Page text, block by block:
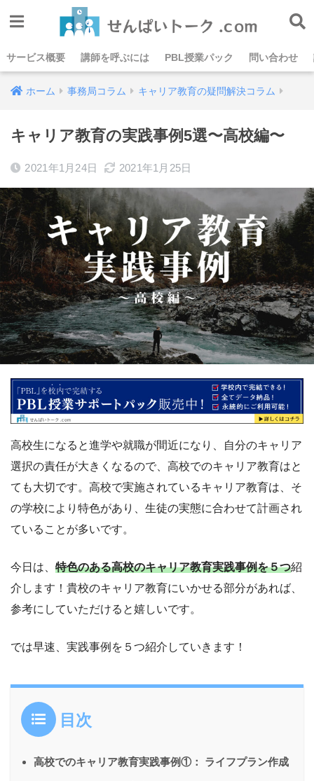
サービス概要 講師を呼ぶには PBL授業パック 問い合わせ
ホーム 事務局コラム キャリア教育の疑問解決コラム
キャリア教育の実践事例5選〜高校編〜
2021年1月24日 2021年1月25日
高校生になると進学や就職が間近になり、自分のキャリア
選択の責任が大きくなるので、高校でのキャリア教育はと
ても大切です。高校で実施されているキャリア教育は、そ
の学校により特色があり、生徒の実態に合わせて計画され
ていることが多いです。
今日は、 特色のある高校のキャリア教育実践事例を５つ紹
介します！貴校のキャリア教育にいかせる部分があれば、
参考にしていただけると嬉しいです。
では早速、実践事例を５つ紹介していきます！
目次
高校でのキャリア教育実践事例①： ライフプラン作成